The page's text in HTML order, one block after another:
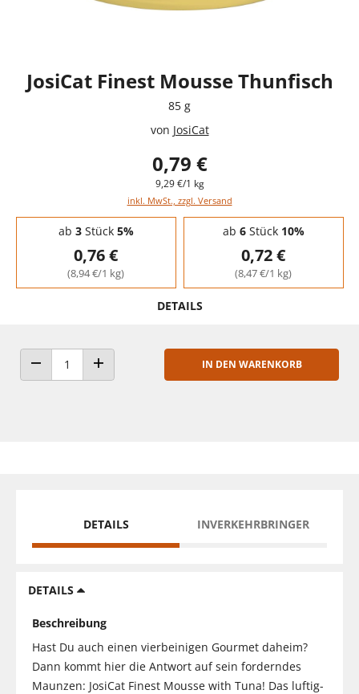
JosiCat Finest Mousse Thunfisch
85 g
von JosiCat
0,79 €
9,29 €/1 kg
inkl. MwSt., zzgl. Versand
Staffelpreise - Mengenrabatt
ab 3Stück 5%
0,76 €
(8,94 €/1 kg)
ab 6Stück 10%
0,72 €
(8,47 €/1 kg)
DETAILS
ANZAHL VERRINGERNANZAHL ERHÖHEN
IN DEN WARENKORB
DETAILS INVERKEHRBRINGER
DETAILS
Beschreibung
Hast Du auch einen vierbeinigen Gourmet daheim?
Dann kommt hier die Antwort auf sein forderndes
Maunzen: JosiCat Finest Mousse with Tuna! Das luftig-